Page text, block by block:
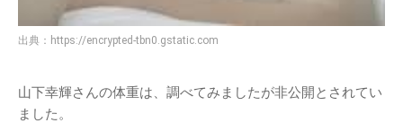
出典： https://encrypted-tbn0.gstatic.com
山下幸輝さんの体重は、調べてみましたが非公開とされてい
ました。